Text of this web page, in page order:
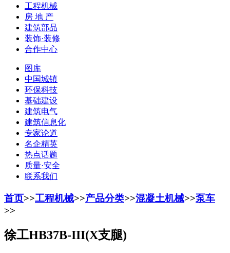
工程机械
房 地 产
建筑部品
装饰·装修
合作中心
图库
中国城镇
环保科技
基础建设
建筑电气
建筑信息化
专家论道
名企精英
热点话题
质量·安全
联系我们
首页>>工程机械>>产品分类>>混凝土机械>>泵车
>>
徐工HB37B-III(X支腿)